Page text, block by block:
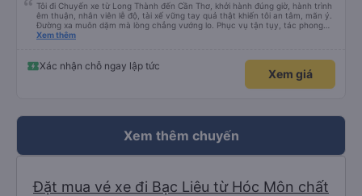
Tôi đi Chuyến xe từ Long Thành đến Cần Thơ, khởi hành đúng giờ, hành trình
êm thuận, nhân viên lễ độ, tài xế vững tay quả thật khiến tôi an tâm, mãn ý.
Đường xa muôn dặm mà lòng chẳng vướng lo. Phục vụ tận tụy, tác phong
nghiêm cẩn, hiếm thấy giữa thời buổi kim tiền vội vã. Xã hội loạn đạo. Xin gửi
Xem thêm
Xác nhận chỗ ngay lập tức
Xem giá
Xem thêm chuyến
Đặt mua vé xe đi Bạc Liêu từ Hóc Môn chất